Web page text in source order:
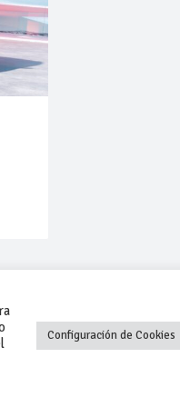
+34 627 35 00 36
Configuración de Cookies